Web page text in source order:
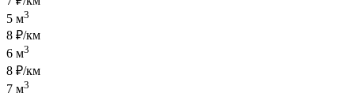
5 м3
8 ₽/км
6 м3
8 ₽/км
7 м3